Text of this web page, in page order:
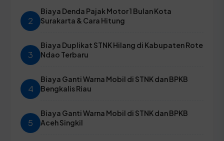
2
Biaya Denda Pajak Motor 1 Bulan Kota
Surakarta & Cara Hitung
3
Biaya Duplikat STNK Hilang di Kabupaten Rote
Ndao Terbaru
4
Biaya Ganti Warna Mobil di STNK dan BPKB
Bengkalis Riau
5
Biaya Ganti Warna Mobil di STNK dan BPKB
Aceh Singkil